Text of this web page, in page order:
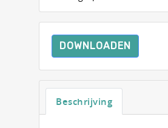
DOWNLOADEN
Beschrijving